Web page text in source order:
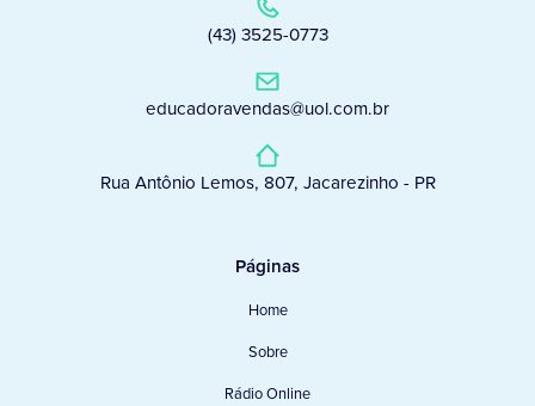
(43) 3525-0773
educadoravendas@uol.com.br
Rua Antônio Lemos, 807, Jacarezinho - PR
Páginas
Home
Sobre
Rádio Online